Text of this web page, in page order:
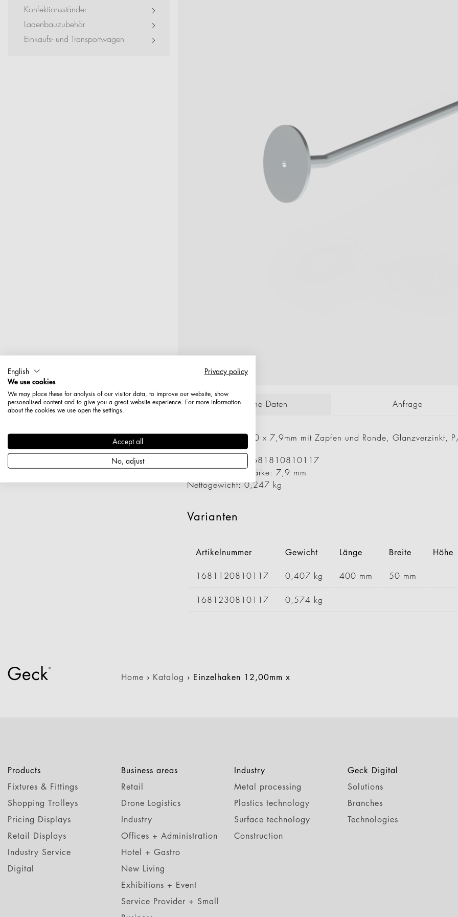
Exhibitions + Event
Service Provider + Small Business
Konfektionsständer
Ladenbauzubehör
Einkaufs- und Transportwagen
Technische Daten Anfrage
Aufsteckhalter 250 x 7,9mm mit Zapfen und Ronde, Glanzverzinkt,
Artikelnummer: 1681810810117
Durchmesser / Stärke: 7,9 mm
Nettogewicht: 0,247 kg
Varianten
Artikelnummer Gewicht Länge Breite Höhe
1681120810117 0,407 kg 400 mm 50 mm
1681230810117 0,574 kg
Home › Katalog › Einzelhaken 12,00mm x
Products
Fixtures & Fittings
Shopping Trolleys
Pricing Displays
Retail Displays
Industry Service
Digital
Business areas
Retail
Drone Logistics
Industry
Offices + Administration
Hotel + Gastro
New Living
Exhibitions + Event
Service Provider + Small
Industry
Metal processing
Plastics technology
Surface technology
Construction
Geck Digital
Solutions
Branches
Technologies
English
Privacy policy
We use cookies
We may place these for analysis of our visitor data, to improve our website, show
personalised content and to give you a great website experience. For more information
about the cookies we use open the settings.
Accept all
No, adjust